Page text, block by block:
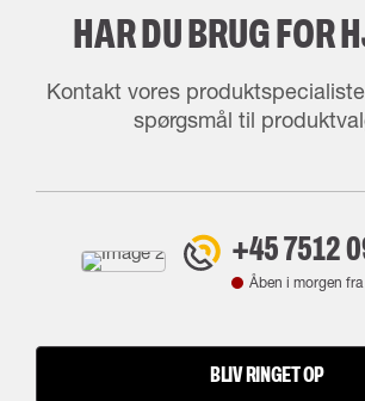
HAR DU BRUG FOR
Kontakt vores
spørgsmål til
+45 7512
Åben i morgen
BLIV RINGET OP